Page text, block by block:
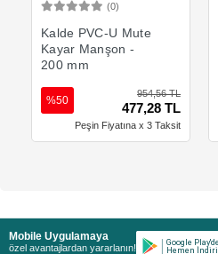
(0)
Kalde PVC-U Mute
Kayar Manşon -
200 mm
954,56 TL
477,28 TL
%50
Peşin Fiyatına x 3 Taksit
Mobile Uygulamaya
özel avantajlardan yararlanın!